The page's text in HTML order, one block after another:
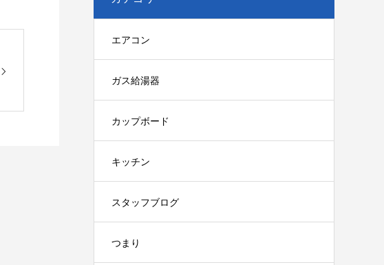
エアコン
ガス給湯器
カップボード
キッチン
スタッフブログ
つまり